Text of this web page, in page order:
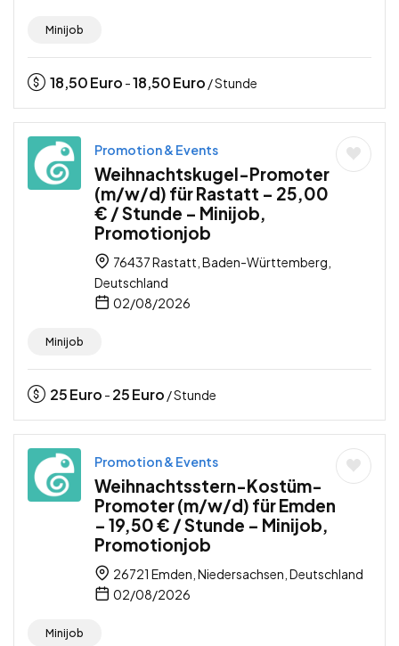
Minijob
18,50Euro -18,50Euro / Stunde
Promotion & Events
Weihnachtskugel-Promoter
(m/w/d) für Rastatt – 25,00
€ / Stunde – Minijob,
Promotionjob
76437 Rastatt, Baden-Württemberg,
Deutschland
02/08/2026
Minijob
25Euro - 25Euro / Stunde
Promotion & Events
Weihnachtsstern-Kostüm-
Promoter (m/w/d) für Emden
– 19,50 € / Stunde – Minijob,
Promotionjob
26721 Emden, Niedersachsen, Deutschland
02/08/2026
Minijob